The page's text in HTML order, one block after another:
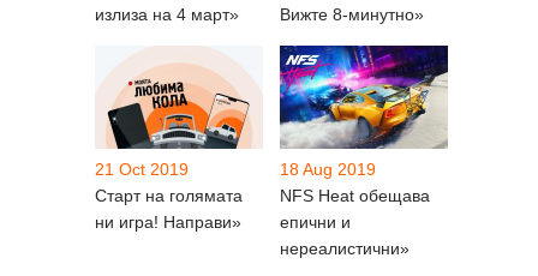
излиза на 4 март»
Вижте 8-минутно»
21 Oct 2019
Старт на голямата
ни игра! Направи»
18 Aug 2019
NFS Heat обещава
епични и
нереалистични»